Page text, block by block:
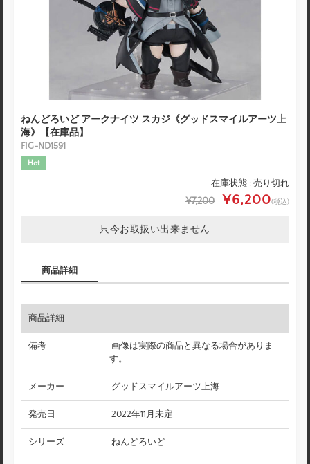
ねんどろいど アークナイツ スカジ《グッドスマイルアーツ上
海》【在庫品】
FIG-ND1591
Hot
在庫状態 : 売り切れ
¥7,200 ¥6,200(税込)
只今お取扱い出来ません
商品詳細
商品詳細
備考
画像は実際の商品と異なる場合がありま
す。
メーカー グッドスマイルアーツ上海
発売日 2022年11月未定
シリーズ ねんどろいど